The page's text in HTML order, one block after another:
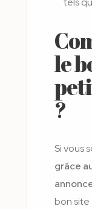
le
?
Si vous
grâce
bon site